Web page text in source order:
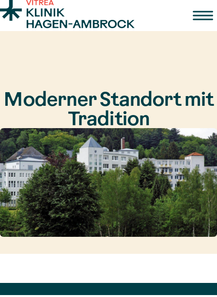
Zum Inhalt springen
Moderner Standort mit
Tradition